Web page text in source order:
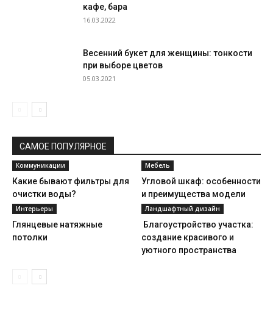
кафе, бара
16.03.2022
Весенний букет для женщины: тонкости
при выборе цветов
05.03.2021
САМОЕ ПОПУЛЯРНОЕ
Коммуникации
Какие бывают фильтры для
очистки воды?
Мебель
Угловой шкаф: особенности
и преимущества модели
Интерьеры
Глянцевые натяжные
потолки
Ландшафтный дизайн
Благоустройство участка:
создание красивого и
уютного пространства